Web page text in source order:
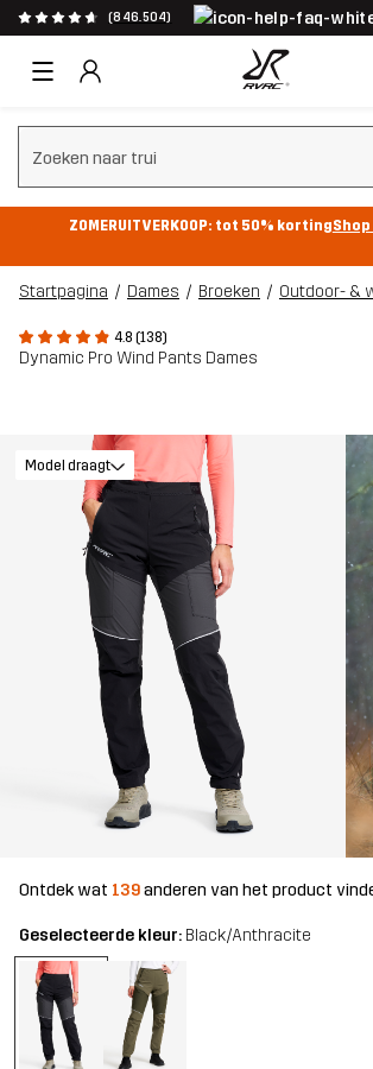
(846.504)
Zoeken wissen
ZOMERUITVERKOOP: tot 50% kortingShop
Startpagina Dames Broeken Outdoor- &
4.8 (138)
Dynamic Pro Wind Pants Dames
Model draagt
Ontdek wat 139anderen van het product
Geselecteerde kleur: Black/Anthracite